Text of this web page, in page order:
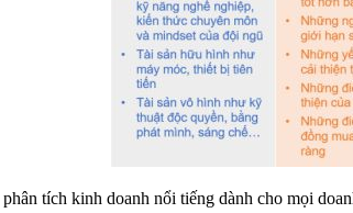
tích kinh doanh nổi tiếng dành cho mọi